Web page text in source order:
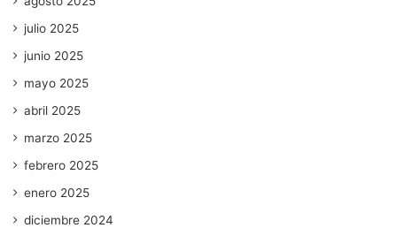
julio 2025
junio 2025
mayo 2025
abril 2025
marzo 2025
febrero 2025
enero 2025
diciembre 2024